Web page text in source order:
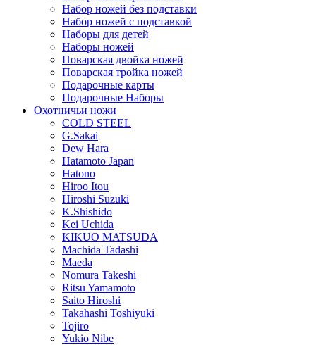
Набор ножей без подставки
Набор ножей с подставкой
Наборы для детей
Наборы ножей
Поварская двойка ножей
Поварская тройка ножей
Подарочные карты
Подарочные Наборы
Охотничьи ножи
COLD STEEL
G.Sakai
Dew Hara
Hatamoto Japan
Hatono
Hiroo Itou
Hiroshi Suzuki
K.Shishido
Kei Uchida
KIKUO MATSUDA
Machida Tadashi
Maeda
Nomura Takeshi
Ritsu Yamamoto
Saito Hiroshi
Takahashi Toshiyuki
Tojiro
Yukio Nibe